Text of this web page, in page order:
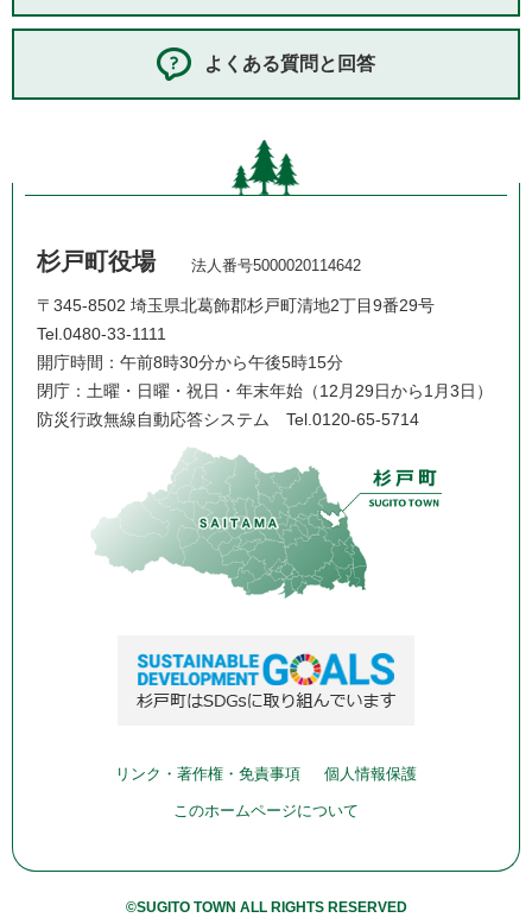
よくある質問と回答
杉戸町役場 法人番号5000020114642
〒345-8502 埼玉県北葛飾郡杉戸町清地2丁目9番29号
Tel.0480-33-1111
開庁時間：午前8時30分から午後5時15分
閉庁：土曜・日曜・祝日・年末年始（12月29日から1月3日）
防災行政無線自動応答システム Tel.0120-65-5714
リンク・著作権・免責事項 個人情報保護
このホームページについて
©SUGITO TOWN ALL RIGHTS RESERVED